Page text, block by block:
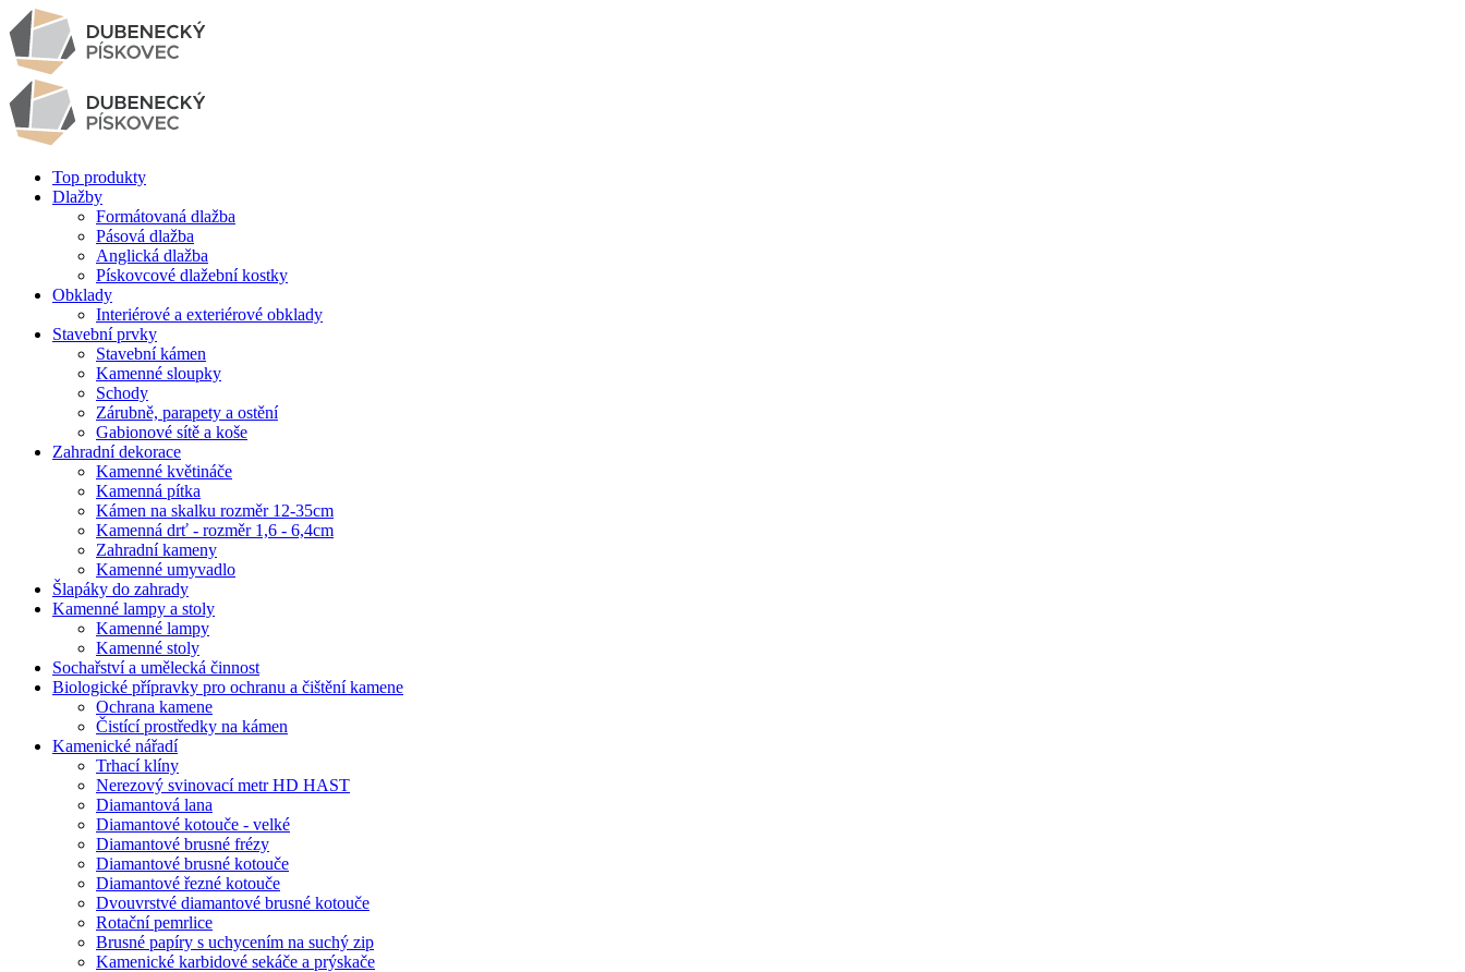
Top produkty
Dlažby
Formátovaná dlažba
Pásová dlažba
Anglická dlažba
Pískovcové dlažební kostky
Obklady
Interiérové a exteriérové obklady
Stavební prvky
Stavební kámen
Kamenné sloupky
Schody
Zárubně, parapety a ostění
Gabionové sítě a koše
Zahradní dekorace
Kamenné květináče
Kamenná pítka
Kámen na skalku rozměr 12-35cm
Kamenná drť - rozměr 1,6 - 6,4cm
Zahradní kameny
Kamenné umyvadlo
Šlapáky do zahrady
Kamenné lampy a stoly
Kamenné lampy
Kamenné stoly
Sochařství a umělecká činnost
Biologické přípravky pro ochranu a čištění kamene
Ochrana kamene
Čistící prostředky na kámen
Kamenické nářadí
Trhací klíny
Nerezový svinovací metr HD HAST
Diamantová lana
Diamantové kotouče - velké
Diamantové brusné frézy
Diamantové brusné kotouče
Diamantové řezné kotouče
Dvouvrstvé diamantové brusné kotouče
Rotační pemrlice
Brusné papíry s uchycením na suchý zip
Kamenické karbidové sekáče a prýskače